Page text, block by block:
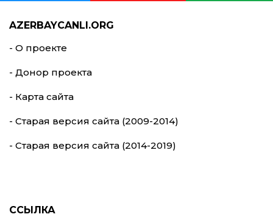
AZERBAYCANLI.ORG
- О проекте
- Донор проекта
- Карта сайта
- Старая версия сайта (2009-2014)
- Старая версия сайта (2014-2019)
ССЫЛКА